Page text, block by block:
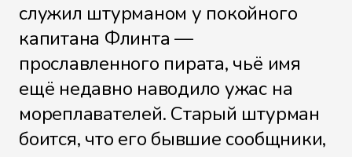
Файл 26
служил штурманом у покойного
капитана Флинта —
прославленного пирата, чьё имя
ещё недавно наводило ужас на
мореплавателей. Старый штурман
боится, что его бывшие сообщники,